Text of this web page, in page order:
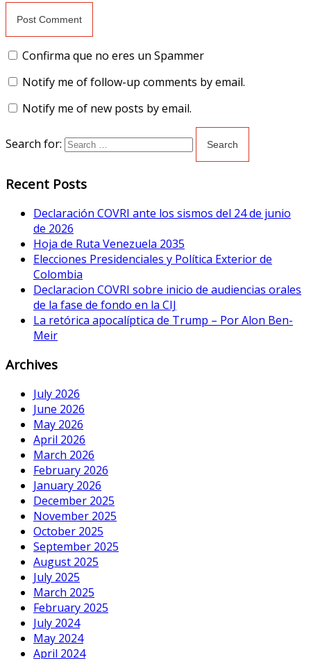
Confirma que no eres un Spammer
Notify me of follow-up comments by email.
Notify me of new posts by email.
Search for:
Recent Posts
Declaración COVRI ante los sismos del 24 de junio
de 2026
Hoja de Ruta Venezuela 2035
Elecciones Presidenciales y Política Exterior de
Colombia
Declaracion COVRI sobre inicio de audiencias orales
de la fase de fondo en la CIJ
La retórica apocalíptica de Trump – Por Alon Ben-
Meir
Archives
July 2026
June 2026
May 2026
April 2026
March 2026
February 2026
January 2026
December 2025
November 2025
October 2025
September 2025
August 2025
July 2025
March 2025
February 2025
July 2024
May 2024
April 2024